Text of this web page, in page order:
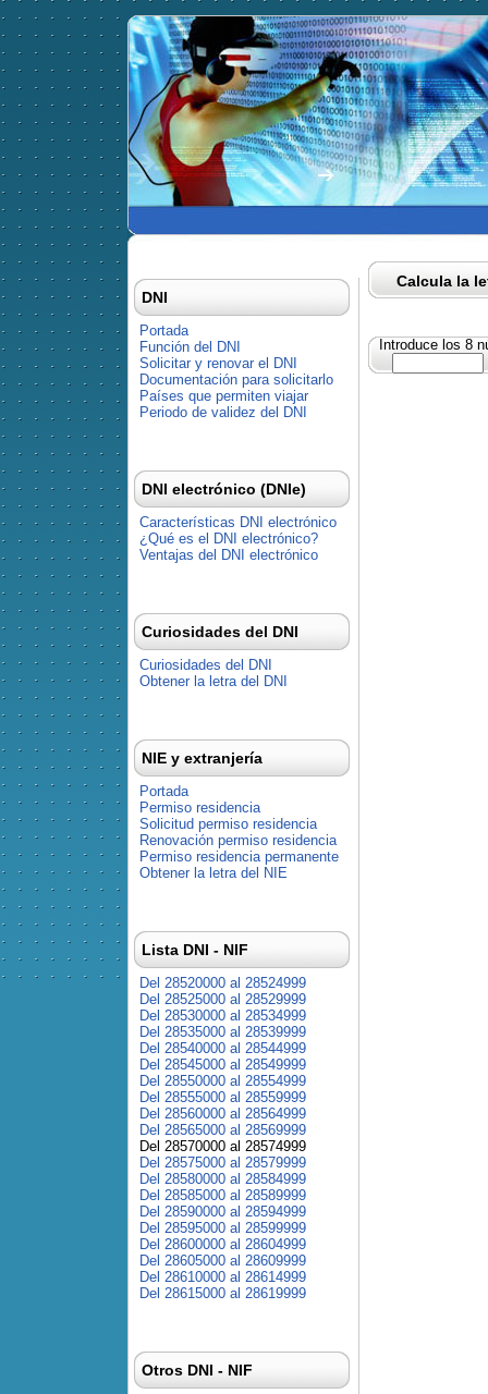
Calcula la
Introduce los 8
DNI
Portada
Función del DNI
Solicitar y renovar el DNI
Documentación para solicitarlo
Países que permiten viajar
Periodo de validez del DNI
DNI electrónico (DNIe)
Características DNI electrónico
¿Qué es el DNI electrónico?
Ventajas del DNI electrónico
Curiosidades del DNI
Curiosidades del DNI
Obtener la letra del DNI
NIE y extranjería
Portada
Permiso residencia
Solicitud permiso residencia
Renovación permiso residencia
Permiso residencia permanente
Obtener la letra del NIE
Lista DNI - NIF
Del 28520000 al 28524999
Del 28525000 al 28529999
Del 28530000 al 28534999
Del 28535000 al 28539999
Del 28540000 al 28544999
Del 28545000 al 28549999
Del 28550000 al 28554999
Del 28555000 al 28559999
Del 28560000 al 28564999
Del 28565000 al 28569999
Del 28570000 al 28574999
Del 28575000 al 28579999
Del 28580000 al 28584999
Del 28585000 al 28589999
Del 28590000 al 28594999
Del 28595000 al 28599999
Del 28600000 al 28604999
Del 28605000 al 28609999
Del 28610000 al 28614999
Del 28615000 al 28619999
Otros DNI - NIF